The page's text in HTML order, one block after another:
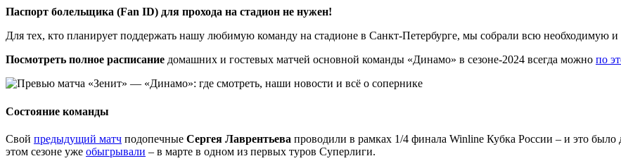
Паспорт болельщика (Fan ID) для прохода на стадион не нужен!
Для тех, кто планирует поддержать нашу любимую команду на стадионе в Санкт-Петербурге, мы собрали всю необходимую
Посмотреть полное расписание домашних и гостевых матчей основной команды «Динамо» в сезоне-2024 всегда можно по
Состояние команды
Свой предыдущий матч подопечные Сергея Лаврентьева проводили в рамках 1/4 финала Winline Кубка России – и это
этом сезоне уже обыгрывали – в марте в одном из первых туров Суперлиги.